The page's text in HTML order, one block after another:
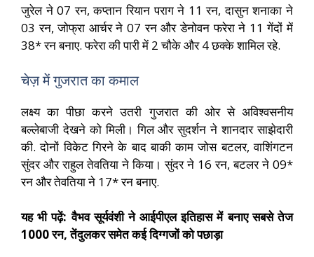
जुरेल ने 07 रन, कप्तान रियान पराग ने 11 रन, दासुन शनाका ने
03 रन, जोफ्रा आर्चर ने 07 रन और डेनोवन फरेरा ने 11 गेंदों में
38* रन बनाए. फरेरा की पारी में 2 चौके और 4 छक्के शामिल रहे.
चेज़ में गुजरात का कमाल
लक्ष्य का पीछा करने उतरी गुजरात की ओर से अविश्वसनीय
बल्लेबाजी देखने को मिली। गिल और सुदर्शन ने शानदार साझेदारी
की. दोनों विकेट गिरने के बाद बाकी काम जोस बटलर, वाशिंगटन
सुंदर और राहुल तेवतिया ने किया। सुंदर ने 16 रन, बटलर ने 09*
रन और तेवतिया ने 17* रन बनाए.
यह भी पढ़ें: वैभव सूर्यवंशी ने आईपीएल इतिहास में बनाए सबसे तेज
1000 रन, तेंदुलकर समेत कई दिग्गजों को पछाड़ा